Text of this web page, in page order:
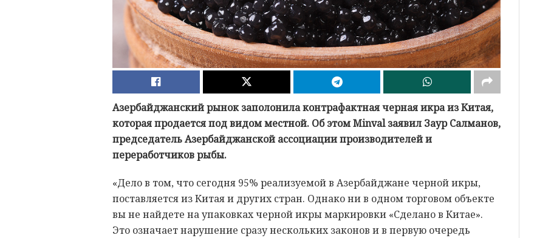
Азербайджанский рынок заполонила контрафактная черная икра из Китая,
которая продается под видом местной. Об этом Minval заявил Заур Салманов,
председатель Азербайджанской ассоциации производителей и
переработчиков рыбы.
«Дело в том, что сегодня 95% реализуемой в Азербайджане черной икры,
поставляется из Китая и других стран. Однако ни в одном торговом объекте
вы не найдете на упаковках черной икры маркировки «Сделано в Китае».
Это означает нарушение сразу нескольких законов и в первую очередь